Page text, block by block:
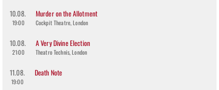
10.08.
19:00
Murder on the Allotment
Cockpit Theatre, London
10.08.
21:00
A Very Divine Election
Theatro Technis, London
11.08.
19:00
Death Note